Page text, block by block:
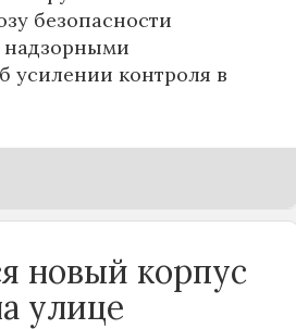
безопасности
надзорными
усилении контроля в
новый корпус
улице